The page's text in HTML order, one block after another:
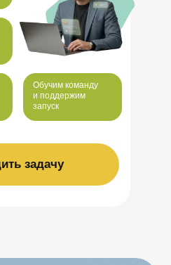
задачу
Обучим команду
и поддержим
запуск